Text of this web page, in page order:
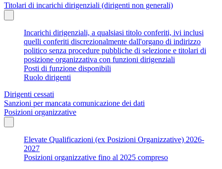
Titolari di incarichi dirigenziali (dirigenti non generali)
Incarichi dirigenziali, a qualsiasi titolo conferiti, ivi inclusi
quelli conferiti discrezionalmente dall'organo di indirizzo
politico senza procedure pubbliche di selezione e titolari di
posizione organizzativa con funzioni dirigenziali
Posti di funzione disponibili
Ruolo dirigenti
Dirigenti cessati
Sanzioni per mancata comunicazione dei dati
Posizioni organizzative
Elevate Qualificazioni (ex Posizioni Organizzative) 2026-
2027
Posizioni organizzative fino al 2025 compreso